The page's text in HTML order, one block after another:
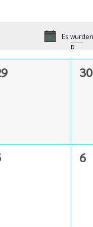
Es
D
0
30
0
6